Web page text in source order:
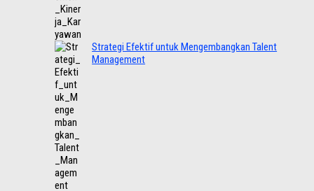
Strategi Efektif untuk Mengembangkan Talent
Management